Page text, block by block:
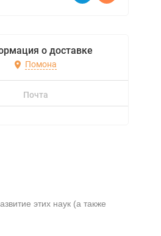
о доставке
Помона
Почта
этих наук (а также